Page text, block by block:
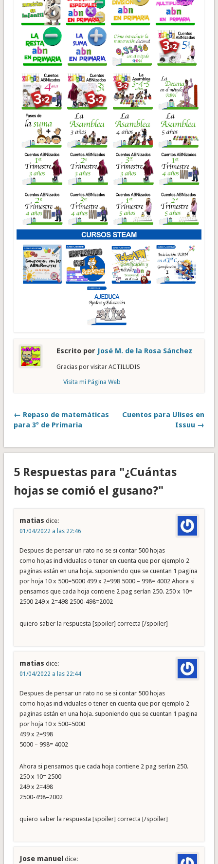
Escrito por José M. de la Rosa Sánchez
Gracias por visitar ACTILUDIS
Visita mi Página Web
← Repaso de matemáticas
para 3º de Primaria
Cuentos para Ulises en
Issuu →
5 Respuestas para "¿Cuántas
hojas se comió el gusano?"
matias dice:
01/04/2022 a las 22:46
Despues de pensar un rato no se si contar 500 hojas
como hojas individuales o tener en cuenta que por ejemplo 2
paginas están en una hoja. suponiendo que se cuentan 1 pagina
por hoja 10 x 500=5000 499 x 2=998 5000 – 998= 4002 Ahora si
pensamos que cada hoja contiene 2 pag serían 250. 250 x 10=
2500 249 x 2=498 2500-498=2002
quiero saber la respuesta [spoiler] correcta [/spoiler]
matias dice:
01/04/2022 a las 22:44
Despues de pensar un rato no se si contar 500 hojas
como hojas individuales o tener en cuenta que por ejemplo 2
paginas están en una hoja. suponiendo que se cuentan 1 pagina
por hoja 10 x 500=5000
499 x 2=998
5000 – 998= 4002
Ahora si pensamos que cada hoja contiene 2 pag serían 250.
250 x 10= 2500
249 x 2=498
2500-498=2002
quiero saber la respuesta [spoiler] correcta [/spoiler]
Jose manuel dice: